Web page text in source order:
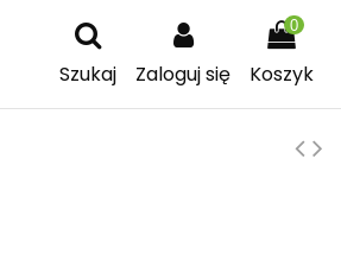
Szukaj
Zaloguj się
0
Koszyk